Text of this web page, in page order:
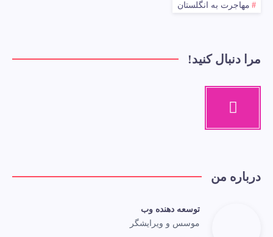
مهاجرت به انگلستان
مرا دنبال کنید!
درباره من
توسعه دهنده وب
موسس و ویرایشگر